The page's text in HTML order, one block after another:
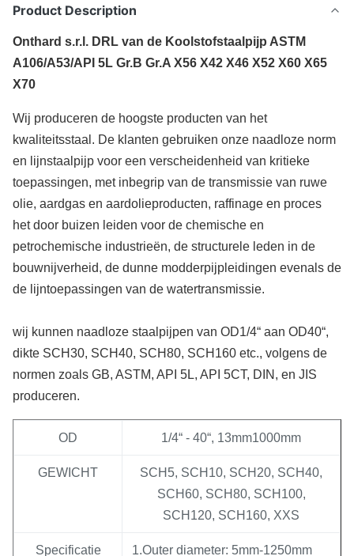
Product Description
Onthard s.r.l. DRL van de Koolstofstaalpijp ASTM
A106/A53/API 5L Gr.B Gr.A X56 X42 X46 X52 X60 X65
X70
Wij produceren de hoogste producten van het
kwaliteitsstaal. De klanten gebruiken onze naadloze norm
en lijnstaalpijp voor een verscheidenheid van kritieke
toepassingen, met inbegrip van de transmissie van ruwe
olie, aardgas en aardolieproducten, raffinage en proces
het door buizen leiden voor de chemische en
petrochemische industrieën, de structurele leden in de
bouwnijverheid, de dunne modderpijpleidingen evenals de
de lijntoepassingen van de watertransmissie.
wij kunnen naadloze staalpijpen van OD1/4“ aan OD40“,
dikte SCH30, SCH40, SCH80, SCH160 etc., volgens de
normen zoals GB, ASTM, API 5L, API 5CT, DIN, en JIS
produceren.
OD 1/4“ - 40“, 13mm1000mm
GEWICHT
SCH5, SCH10, SCH20, SCH40,
SCH60, SCH80, SCH100,
SCH120, SCH160, XXS
Specificatie 1.Outer diameter: 5mm-1250mm